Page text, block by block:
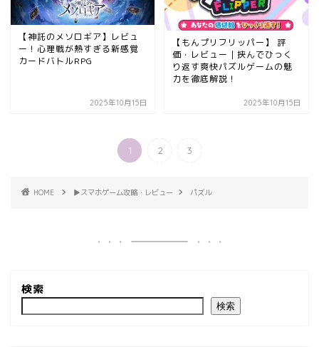
【神託のメソロギア】レビュ
ー！心理戦が熱すぎる新感覚
カードバトルRPG
2025年10月15日
【もんプリフリッパー】 評
価・レビュー｜挟んでひっく
り返す爽快パズルゲームの魅
力を徹底解説！
2025年10月15日
1 2 3
HOME ▶︎スマホゲーム攻略・レビュー パズル
検索
検索